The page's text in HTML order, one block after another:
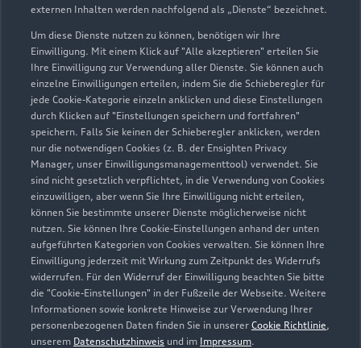
externen Inhalten werden nachfolgend als „Dienste“ bezeichnet.
Um diese Dienste nutzen zu können, benötigen wir Ihre
Einwilligung. Mit einem Klick auf "Alle akzeptieren" erteilen Sie
Ihre Einwilligung zur Verwendung aller Dienste. Sie können auch
einzelne Einwilligungen erteilen, indem Sie die Schieberegler für
jede Cookie-Kategorie einzeln anklicken und diese Einstellungen
durch Klicken auf "Einstellungen speichern und fortfahren"
speichern. Falls Sie keinen der Schieberegler anklicken, werden
nur die notwendigen Cookies (z. B. der Ensighten Privacy
Manager, unser Einwilligungsmanagementtool) verwendet. Sie
sind nicht gesetzlich verpflichtet, in die Verwendung von Cookies
einzuwilligen, aber wenn Sie Ihre Einwilligung nicht erteilen,
können Sie bestimmte unserer Dienste möglicherweise nicht
nutzen. Sie können Ihre Cookie-Einstellungen anhand der unten
aufgeführten Kategorien von Cookies verwalten. Sie können Ihre
Einwilligung jederzeit mit Wirkung zum Zeitpunkt des Widerrufs
widerrufen. Für den Widerruf der Einwilligung beachten Sie bitte
die "Cookie-Einstellungen" in der Fußzeile der Webseite. Weitere
Informationen sowie konkrete Hinweise zur Verwendung Ihrer
personenbezogenen Daten finden Sie in unserer Cookie Richtlinie,
unserem Datenschutzhinweis und im Impressum.
Leipziger Straße 250
08058 Zwickau
0375 353660
info@huster.de
Kontaktdaten herunterladen
Öffnungszeiten
Service
Geöffnet bis21:00